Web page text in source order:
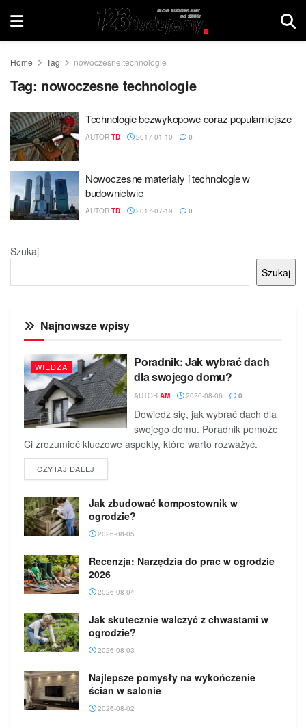
Home Tag nowoczesne technologie
Tag: nowoczesne technologie
Technologie bezwykopowe coraz popularniejsze
AUTOR TD 2017-01-10 0
Nowoczesne materiały i technologie w
budownictwie
AUTOR TD 2017-07-19 0
Szukaj
Szukaj
Najnowsze wpisy
WIEDZA
Poradnik: Jak wybrać dach
dla swojego domu?
AUTOR AM 2026-08-06 0
Dowiedz się, jak wybrać dach dla
swojego domu. Poradnik pomoże
Ci zrozumieć kluczowe aspekty, które warto rozważyć.
CZYTAJ DALEJ
Jak zbudować kompostownik w
ogrodzie?
2026-08-05
Recenzja: Narzędzia do prac w ogrodzie
2026
2026-08-04
Jak skutecznie walczyć z chwastami w
ogrodzie?
2026-08-03
Najlepsze pomysły na wykończenie
ścian w salonie
2026-08-02